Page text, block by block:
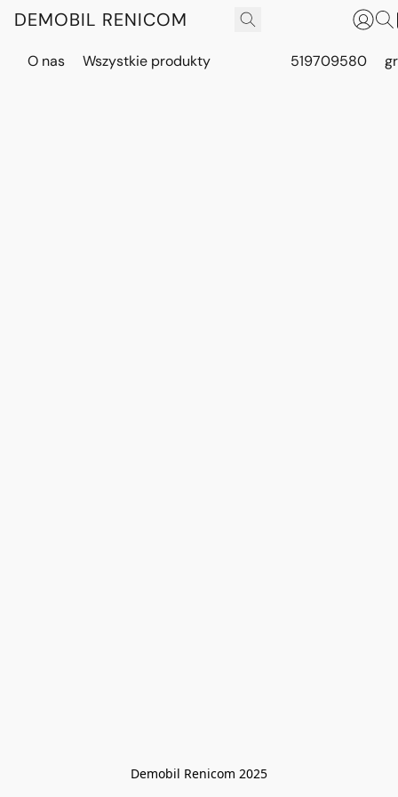
DEMOBIL RENICOM
O nas Wszystkie produkty 519709580
Demobil Renicom 2025